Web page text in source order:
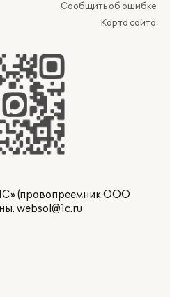
Сообщить об ошибке
Карта сайта
(правопреемник ООО
websol@1c.ru